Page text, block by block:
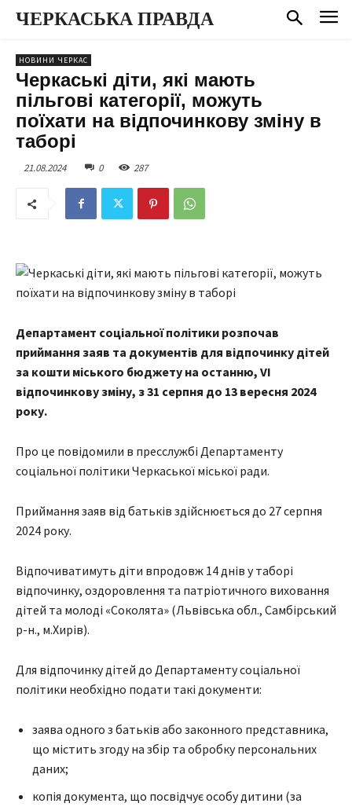
ЧЕРКАСЬКА ПРАВДА
НОВИНИ ЧЕРКАС
Черкаські діти, які мають
пільгові категорії, можуть
поїхати на відпочинкову зміну в
таборі
21.08.2024 0 287
Департамент соціальної політики розпочав
приймання заяв та документів для відпочинку дітей
за кошти міського бюджету на останню, VІ
відпочинкову зміну, з 31 серпня до 13 вересня 2024
року.
Про це повідомили в пресслужбі Департаменту
соціальної політики Черкаської міської ради.
Приймання заяв від батьків здійснюється до 27 серпня
2024 року.
Відпочиватимуть діти впродовж 14 днів у таборі
відпочинку, оздоровлення та патріотичного виховання
дітей та молоді «Соколята» (Львівська обл., Самбірський
р-н., м.Хирів).
Для відпочинку дітей до Департаменту соціальної
політики необхідно подати такі документи:
заява одного з батьків або законного представника,
що містить згоду на збір та обробку персональних
даних;
копія документа, що посвідчує особу дитини (за